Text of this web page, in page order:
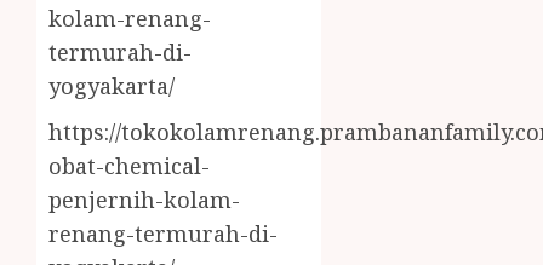
kolam-renang-
termurah-di-
yogyakarta/
https://
obat-chemical-
penjernih-kolam-
renang-termurah-di-